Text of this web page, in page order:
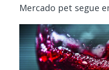
Mercado pet segue